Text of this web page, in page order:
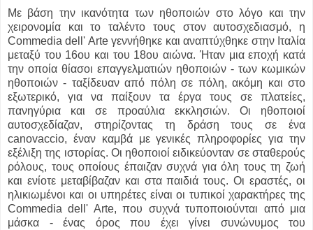
Με βάση την ικανότητα των ηθοποιών στο λόγο και την
χειρονομία και το ταλέντο τους στον αυτοσχεδιασμό, η
Commedia dell' Arte γεννήθηκε και αναπτύχθηκε στην Ιταλία
μεταξύ του 16ου και του 18ου αιώνα. Ήταν μια εποχή κατά
την οποία θίασοι επαγγελματιών ηθοποιών - των κωμικών
ηθοποιών - ταξίδευαν από πόλη σε πόλη, ακόμη και στο
εξωτερικό, για να παίξουν τα έργα τους σε πλατείες,
πανηγύρια και σε προαύλια εκκλησιών. Οι ηθοποιοί
αυτοσχεδίαζαν, στηρίζοντας τη δράση τους σε ένα
canovaccio, έναν καμβά με γενικές πληροφορίες για την
εξέλιξη της ιστορίας. Οι ηθοποιοί ειδικεύονταν σε σταθερούς
ρόλους, τους οποίους έπαιζαν συχνά για όλη τους τη ζωή
και ενίοτε μεταβίβαζαν και στα παιδιά τους. Οι εραστές, οι
ηλικιωμένοι και οι υπηρέτες είναι οι τυπικοί χαρακτήρες της
Commedia dell' Arte, που συχνά τυποποιούνται από μια
μάσκα - ένας όρος που έχει γίνει συνώνυμος του